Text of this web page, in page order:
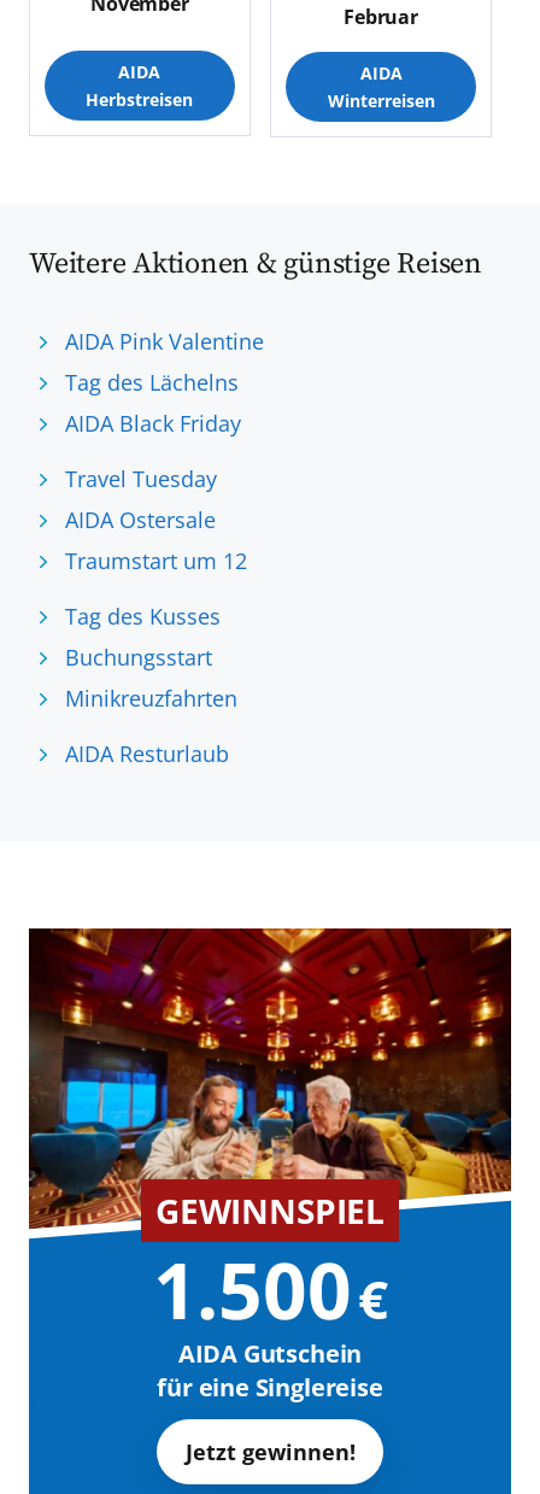
AIDA
Herbstreisen
Februar
AIDA
Winterreisen
Weitere Aktionen & günstige Reisen
AIDA Pink Valentine
Tag des Lächelns
AIDA Black Friday
Travel Tuesday
AIDA Ostersale
Traumstart um 12
Tag des Kusses
Buchungsstart
Minikreuzfahrten
AIDA Resturlaub
GEWINNSPIEL
1.500€
AIDA Gutschein
für eine Singlereise
Jetzt gewinnen!